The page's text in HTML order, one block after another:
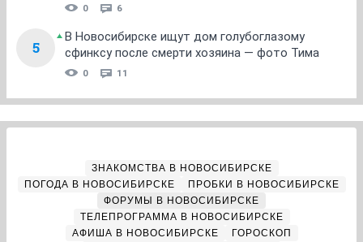
0 6
5
В Новосибирске ищут дом голубоглазому
сфинксу после смерти хозяина — фото Тима
0 11
ЗНАКОМСТВА В НОВОСИБИРСКЕ
ПОГОДА В НОВОСИБИРСКЕ
ПРОБКИ В НОВОСИБИРСКЕ
ФОРУМЫ В НОВОСИБИРСКЕ
ТЕЛЕПРОГРАММА В НОВОСИБИРСКЕ
АФИША В НОВОСИБИРСКЕ
ГОРОСКОП